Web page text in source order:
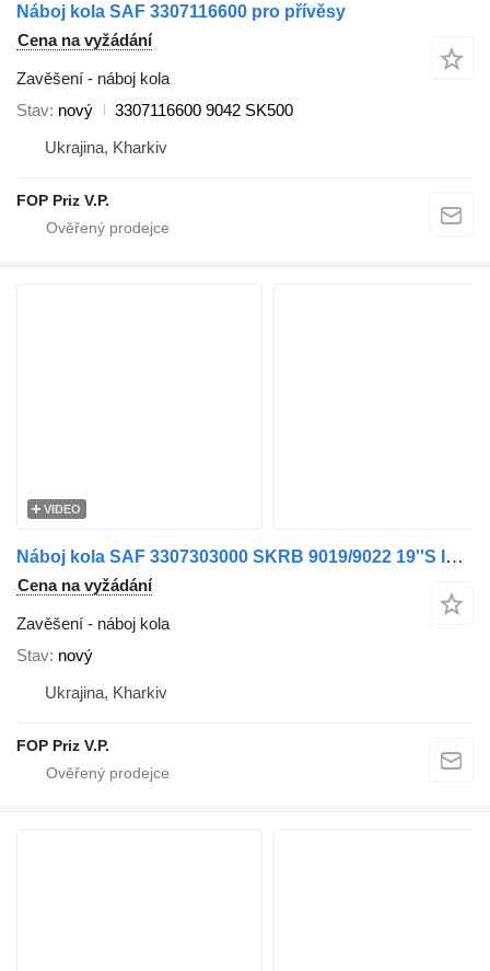
Náboj kola SAF 3307116600 pro přívěsy
Cena na vyžádání
Zavěšení - náboj kola
Stav nový
3307116600 9042 SK500
Ukrajina, Kharkiv
FOP Priz V.P.
VIDEO
Náboj kola SAF 3307303000 SKRB 9019/9022 19''Ѕ INTEGRAL pro přívěsy
Cena na vyžádání
Zavěšení - náboj kola
Stav nový
Ukrajina, Kharkiv
FOP Priz V.P.